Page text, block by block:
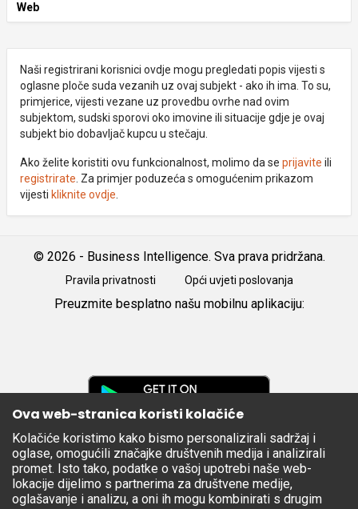
Web
Naši registrirani korisnici ovdje mogu pregledati popis vijesti s
oglasne ploče suda vezanih uz ovaj subjekt - ako ih ima. To su,
primjerice, vijesti vezane uz provedbu ovrhe nad ovim
subjektom, sudski sporovi oko imovine ili situacije gdje je ovaj
subjekt bio dobavljač kupcu u stečaju.
Ako želite koristiti ovu funkcionalnost, molimo da se prijavite ili
registrirate . Za primjer poduzeća s omogućenim prikazom
vijesti kliknite ovdje
© 2026 - Business Intelligence. Sva prava pridržana.
Pravila privatnosti Opći uvjeti poslovanja
Preuzmite besplatno našu mobilnu aplikaciju:
Apple
Store
Ova web-stranica koristi kolačiće
Kolačiće koristimo kako bismo personalizirali sadržaj i
oglase, omogućili značajke društvenih medija i analizirali
promet. Isto tako, podatke o vašoj upotrebi naše web-
lokacije dijelimo s partnerima za društvene medije,
oglašavanje i analizu, a oni ih mogu kombinirati s drugim